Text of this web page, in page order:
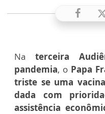
Na terceira
pandemia, o Papa
triste se uma
dada com
assistência